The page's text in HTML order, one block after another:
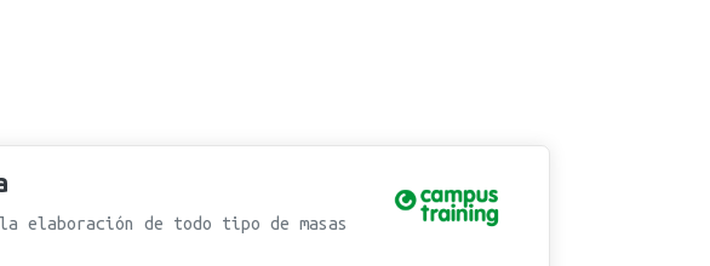
elaboración de todo tipo de masas